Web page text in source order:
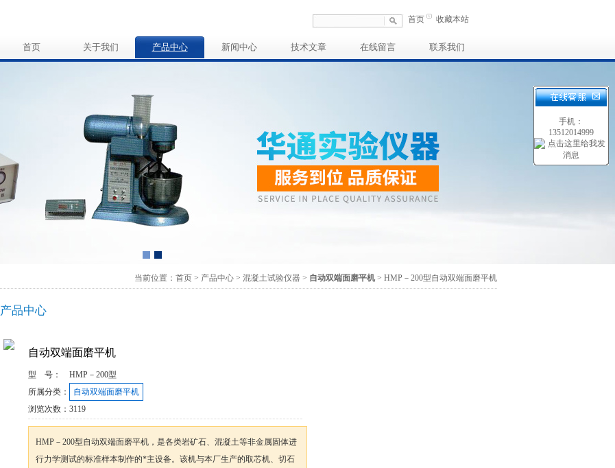
首页 收藏本站
首页 关于我们 产品中心 新闻中心 技术文章 在线留言 联系我们
当前位置： 首页 > 产品中心 > 混凝土试验仪器 > 自动双端面磨平机 > HMP－200型自动双端面磨平机
产品中心
自动双端面磨平机
型 号：
HMP－200型
所属分类：
自动双端面磨平机
浏览次数： 3119
HMP－200型自动双端面磨平机，是各类岩矿石、混凝土等非金属固体进
行力学测试的标准样本制作的*主设备。该机与本厂生产的取芯机、切石
手机：
13512014999